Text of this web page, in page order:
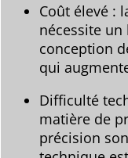
Coût élevé :
nécessite
conception
qui
Difficulté
matière de
précision